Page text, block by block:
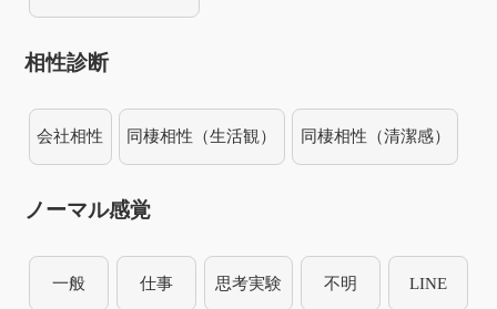
相性診断
会社相性 同棲相性（生活観） 同棲相性（清潔感）
ノーマル感覚
一般 仕事 思考実験 不明 LINE